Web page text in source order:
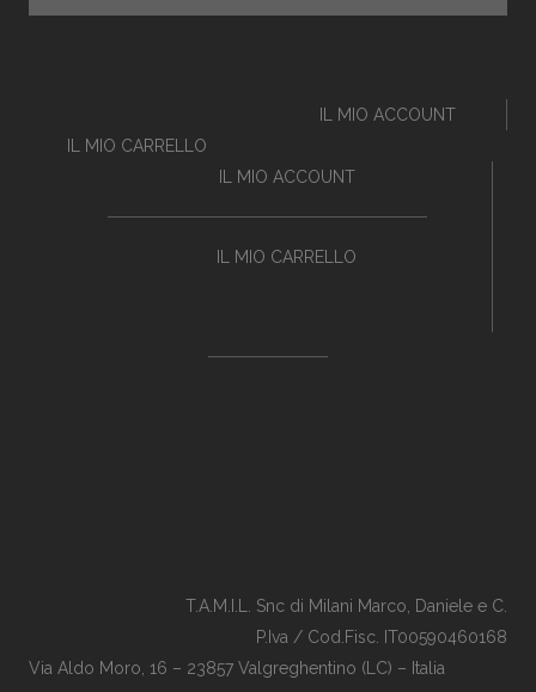
IL MIO ACCOUNT
IL MIO CARRELLO
IL MIO ACCOUNT
IL MIO CARRELLO
T.A.M.I.L. Snc di Milani Marco, Daniele e C.
P.Iva / Cod.Fisc. IT00590460168
Via Aldo Moro, 16 – 23857 Valgreghentino (LC) – Italia